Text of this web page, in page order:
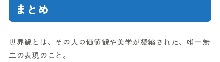
まとめ
世界観とは、その人の価値観や美学が凝縮された、唯一無
二の表現のこと。